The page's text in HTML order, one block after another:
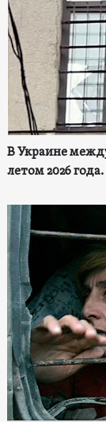
В Украине
летом 2026